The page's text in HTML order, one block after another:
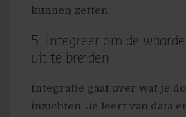
kunnen zetten.
5. Integreer om de
uit te breiden
Integratie gaat over wat je
inzichten. Je leert van data